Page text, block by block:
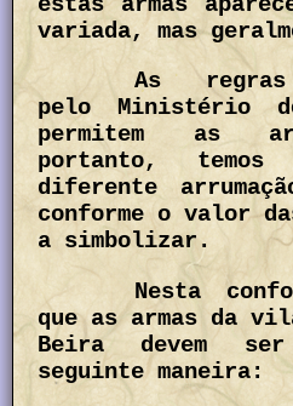
variada, mas
As regras
pelo Ministério
permitem as
portanto,
diferente
conforme o valor
a simbolizar.
Nesta
que as armas da
Beira devem
seguinte maneira: